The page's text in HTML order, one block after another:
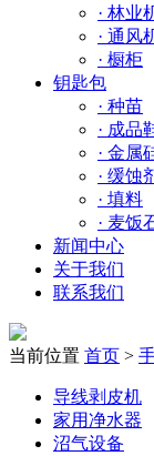
· 林业
· 通风
· 橱柜
钥匙包
· 种苗
· 成品
· 金属
· 缓蚀
· 填料
· 麦饭
新闻中心
关于我们
联系我们
当前位置 首页 >
导线剥皮机
家用净水器
沼气设备